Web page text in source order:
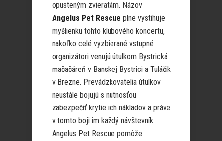
opusteným zvieratám. Názov
Angelus Pet Rescue plne vystihuje
myšlienku tohto klubového koncertu,
nakoľko celé vyzbierané vstupné
organizátori venujú útulkom Bystrická
mačačáreň v Banskej Bystrici a Tuláčik
v Brezne. Prevádzkovatelia útulkov
neustále bojujú s nutnosťou
zabezpečiť krytie ich nákladov a práve
v tomto boji im každý návštevník
Angelus Pet Rescue pomôže